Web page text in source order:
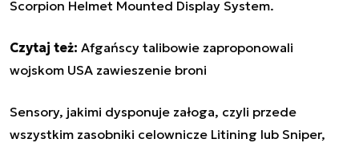
Scorpion Helmet Mounted Display System.
Czytaj też: Afgańscy talibowie zaproponowali
wojskom USA zawieszenie broni
Sensory, jakimi dysponuje załoga, czyli przede
wszystkim zasobniki celownicze Litining lub Sniper,